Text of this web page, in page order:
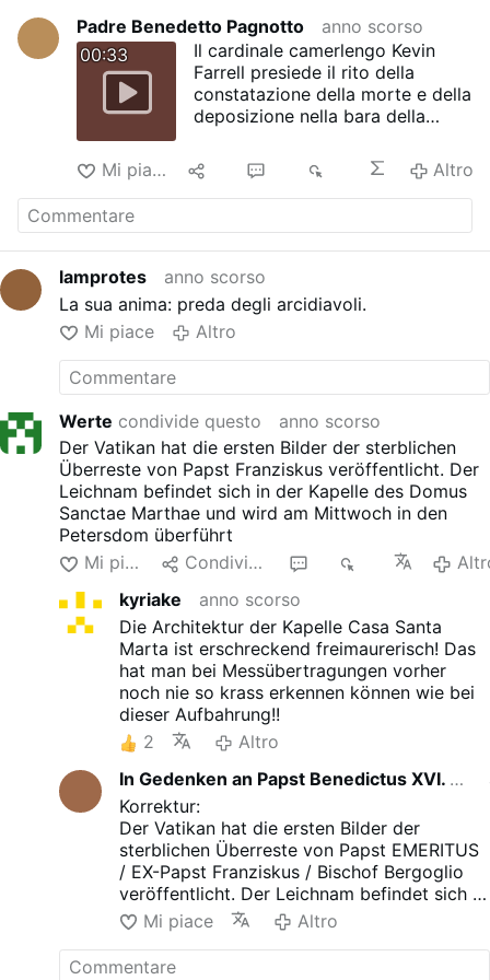
Padre Benedetto Pagnotto
anno scorso
00:33
Il cardinale camerlengo Kevin
Farrell presiede il rito della
constatazione della morte e della
deposizione nella bara della
aprile 2025)
Mi piace Altro
lamprotes
anno scorso
La sua anima: preda degli arcidiavoli.
Mi piace
Altro
Werte condivide questo
anno scorso
Der Vatikan hat die ersten Bilder der sterblichen
Überreste von Papst Franziskus veröffentlicht. Der
Leichnam befindet sich in der Kapelle des Domus
Sanctae Marthae und wird am Mittwoch in den
Petersdom überführt
Mi piace
Condividere
kyriake
anno scorso
Die Architektur der Kapelle Casa Santa
Marta ist erschreckend freimaurerisch! Das
hat man bei Messübertragungen vorher
noch nie so krass erkennen können wie bei
dieser Aufbahrung!!
2
Altro
In Gedenken an Papst Benedictus XVI. ein einfacher …
Korrektur:
Der Vatikan hat die ersten Bilder der
sterblichen Überreste von Papst EMERITUS
/ EX-Papst Franziskus / Bischof Bergoglio
veröffentlicht. Der Leichnam befindet sich in
der Kapelle des Domus Sanctae Marthae
und wird am Mittwoch in den Petersdom
überführt.
Mi piace Altro